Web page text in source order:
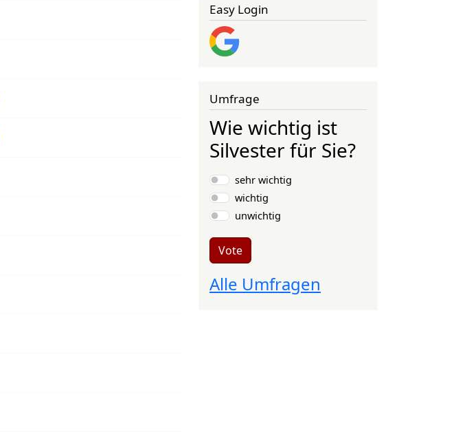
Easy Login
Umfrage
Wie wichtig ist
Silvester für Sie?
Choices
sehr wichtig
wichtig
unwichtig
Vote
Alle Umfragen